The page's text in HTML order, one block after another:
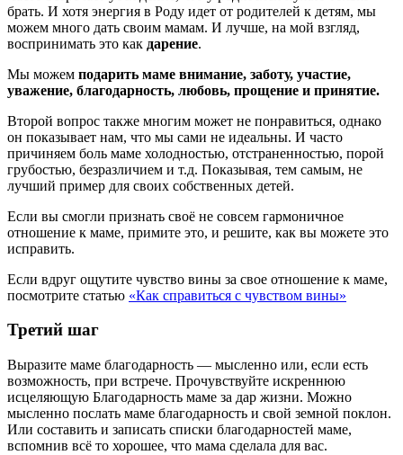
брать. И хотя энергия в Роду идет от родителей к детям, мы
можем много дать своим мамам. И лучше, на мой взгляд,
воспринимать это как дарение.
Мы можем подарить маме внимание, заботу, участие,
уважение, благодарность, любовь, прощение и принятие.
Второй вопрос также многим может не понравиться, однако
он показывает нам, что мы сами не идеальны. И часто
причиняем боль маме холодностью, отстраненностью, порой
грубостью, безразличием и т.д. Показывая, тем самым, не
лучший пример для своих собственных детей.
Если вы смогли признать своё не совсем гармоничное
отношение к маме, примите это, и решите, как вы можете это
исправить.
Если вдруг ощутите чувство вины за свое отношение к маме,
посмотрите статью «Как справиться с чувством вины»
Третий шаг
Выразите маме благодарность — мысленно или, если есть
возможность, при встрече. Прочувствуйте искреннюю
исцеляющую Благодарность маме за дар жизни. Можно
мысленно послать маме благодарность и свой земной поклон.
Или составить и записать списки благодарностей маме,
вспомнив всё то хорошее, что мама сделала для вас.